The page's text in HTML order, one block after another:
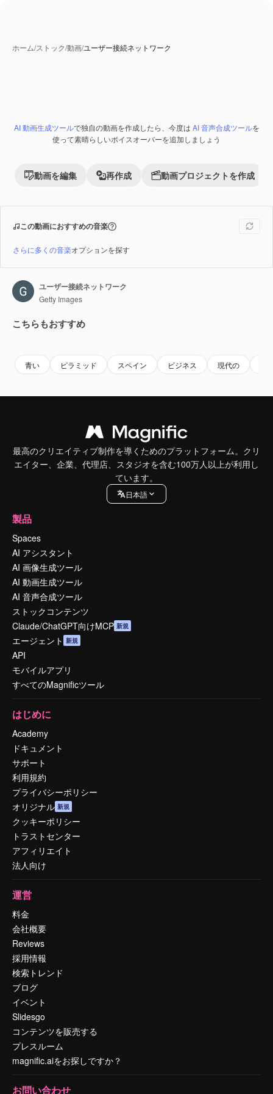
ホーム/ストック/動画/ユーザー接続ネットワーク
Premium
AI 動画生成ツールで独自の動画を作成したら、今度は AI 音声合成ツールを
使って素晴らしいボイスオーバーを追加しましょう
動画を編集 再作成 動画プロジェクトを作成
この動画におすすめの音楽
さらに多くの音楽オプションを探す
ユーザー接続ネットワーク
Getty Images
こちらもおすすめ
青い ピラミッド スペイン ビジネス 現代の
最高のクリエイティブ制作を導くためのプラットフォーム。クリ
エイター、企業、代理店、スタジオを含む100万人以上が利用し
ています。
日本語
製品
Spaces
AI アシスタント
AI 画像生成ツール
AI 動画生成ツール
AI 音声合成ツール
ストックコンテンツ
Claude/ChatGPT向けMCP 新規
エージェント 新規
API
モバイルアプリ
すべてのMagnificツール
はじめに
Academy
ドキュメント
サポート
利用規約
プライバシーポリシー
オリジナル 新規
クッキーポリシー
トラストセンター
アフィリエイト
法人向け
運営
料金
会社概要
Reviews
採用情報
検索トレンド
ブログ
イベント
Slidesgo
コンテンツを販売する
プレスルーム
magnific.aiをお探しですか？
お問い合わせ